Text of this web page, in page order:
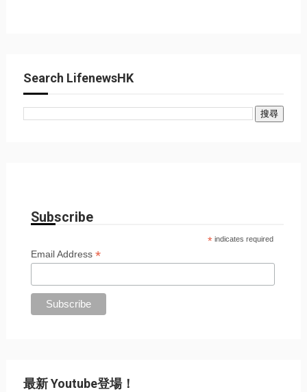
Search LifenewsHK
Subscribe
* indicates required
Email Address*
最新 Youtube登場！